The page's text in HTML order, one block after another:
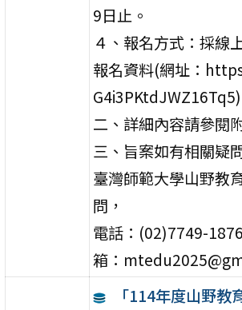
9日止。
４、報名方式：採線
報名資料(網址：
G4i3PKtdJWZ16Tq5)
二、詳細內容請參閱
三、旨案如有相關疑
臺灣師範大學山野教
問，
電話：(02)7749-
箱：
「114年度山野教